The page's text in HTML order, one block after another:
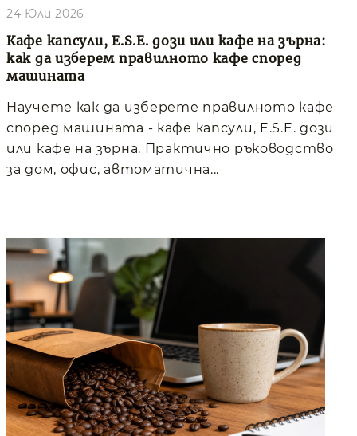
Кафе капсули, E.S.E. дози или кафе на зърна:
как да изберем правилното кафе според
машината
24 Юли 2026
Научете как да изберете правилното кафе
според машината - кафе капсули, E.S.E. дози
или кафе на зърна. Практично ръководство
за дом, офис, автоматична...